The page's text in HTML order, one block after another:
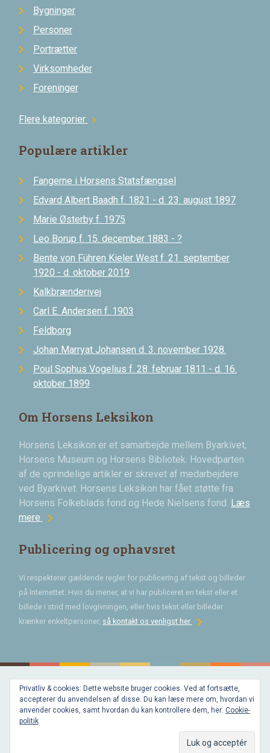
Bygninger
Personer
Portrætter
Virksomheder
Foreninger
Flere kategorier chevron_right
Populære artikler
Fangerne i Horsens Statsfængsel
Edvard Albert Baadh f. 1821 - d. 23. august 1897
Marie Østerby f. 1975
Leo Borup f. 15. december 1883 - ?
Bente von Führen Kieler West f. 21. september
1920 - d. oktober 2019
Kalkbrænderivej
Carl E. Andersen f. 1903
Feldborg
Johan Marryat Johansen d. 3. november 1928.
Poul Sophus Vogelius f. 28. februar 1811 - d. 16.
oktober 1899
Om Horsens Leksikon
Horsens Leksikon er et samarbejde mellem Byarkivet,
Horsens Museum og Horsens Bibliotek. Hovedparten
af de oprindelige artikler er skrevet af medarbejdere
ved Byarkivet. Horsens Leksikon har fået støtte fra
Horsens Folkeblads fond og Hede Nielsens fond. Læs
mere chevron_right
Publicering og ophavsret
Vi respekterer gældende regler for publicering af tekst og billeder
på Internettet. Hvis du mener, at vi har publiceret en tekst eller et
billede i strid med lovgivningen, eller hvis tekst eller billeder
krænker enkeltpersoner, så kontakt os venligst herchevron_right
Bygget med
WordPressog
favoriteaf
Privatliv & cookies: Dette website bruger cookies. Ved at fortsætte,
accepterer du anvendelsen af disse. Du kan læse mere om, hvordan vi
anvender cookies, samt hvordan du kan kontrollere dem, her: Cookie-
politik